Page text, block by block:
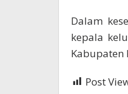
Dalam
kepala
Kabupaten
Post